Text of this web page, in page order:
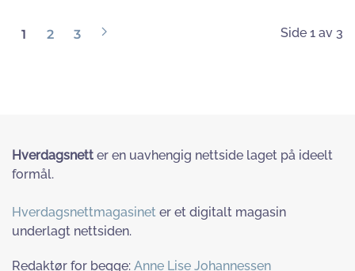
Side 1 av 3
1 2 3
Hverdagsnett er en uavhengig nettside laget på ideelt
formål.
Hverdagsnettmagasinet er et digitalt magasin
underlagt nettsiden.
Redaktør for begge: Anne Lise Johannessen